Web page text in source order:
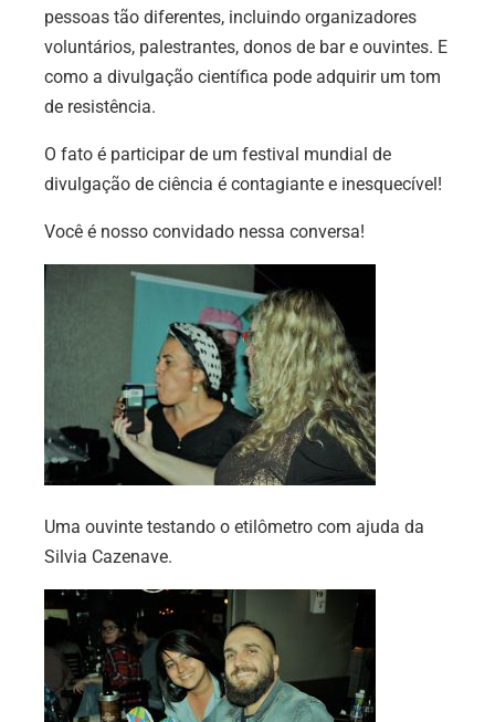
pessoas tão diferentes, incluindo organizadores
voluntários, palestrantes, donos de bar e ouvintes. E
como a divulgação científica pode adquirir um tom
de resistência.
O fato é participar de um festival mundial de
divulgação de ciência é contagiante e inesquecível!
Você é nosso convidado nessa conversa!
Uma ouvinte testando o etilômetro com ajuda da
Silvia Cazenave.